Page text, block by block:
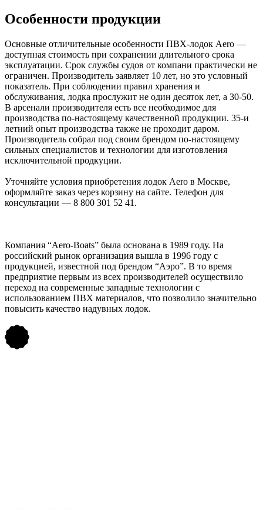
Компания “Aero-Boats” была основана в 1989 году. На
российский рынок организация вышла в 1996 году с
продукцией, известной под брендом “Аэро”. В то время
предприятие первым из всех производителей осуществило
переход на современные западные технологии с
использованием ПВХ материалов, что позволило значительно
повысить качество надувных лодок.
Особенности продукции
Основные отличительные особенности ПВХ-лодок Aero —
доступная стоимость при сохранении длительного срока
эксплуатации. Срок службы судов от компани практически не
ограничен. Производитель заявляет 10 лет, но это условный
показатель. При соблюдении правил хранения и
обслуживания, лодка прослужит не один десяток лет, а 30-50.
В арсенали производителя есть все необходимое для
производства по-настоящему качественной продукции. 35-и
летний опыт производства также не проходит даром.
Производитель собрал под своим брендом по-настоящему
сильных специалистов и технологии для изготовления
исключительной продкуции.
Уточняйте условия приобретения лодок Aero в Москве,
оформляйте заказ через корзину на сайте. Телефон для
консультации — 8 800 301 52 41.